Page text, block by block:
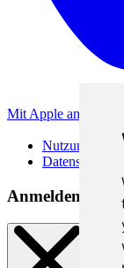
Mit Apple anmelden